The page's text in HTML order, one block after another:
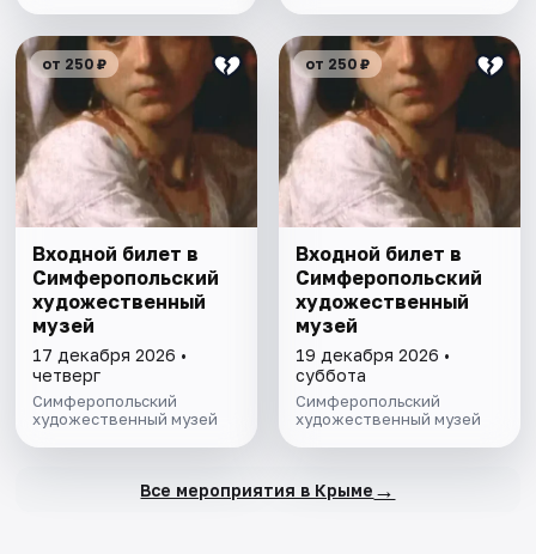
от 250 ₽
Входной билет в
Симферопольский
художественный
музей
17 декабря 2026 •
четверг
Симферопольский
художественный музей
от 250 ₽
Входной билет в
Симферопольский
художественный
музей
19 декабря 2026 •
суббота
Симферопольский
художественный музей
Все мероприятия в Крыме →